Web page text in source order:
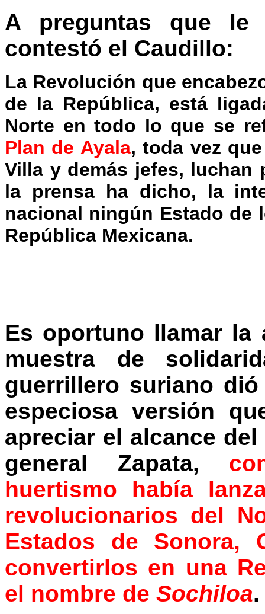
A preguntas que le
contestó el Caudillo:
La Revolución que
de la República, está
Norte en todo lo que se
Plan de Ayala, toda vez
Villa y demás jefes,
la prensa ha dicho, la
nacional ningún Estado de
República Mexicana.
Es oportuno llamar la
muestra de
guerrillero suriano
especiosa versión
apreciar el alcance
general Zapata,
huertismo había
revolucionarios del
Estados de Sonora,
convertirlos en una
el nombre de Sochiloa.